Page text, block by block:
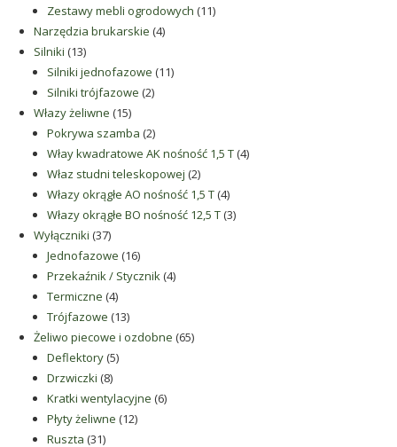
produkty
Zestawy mebli ogrodowych 1111
Narzędzia brukarskie 44
Silniki 1313
produktów
Silniki jednofazowe 1111
Silniki trójfazowe 22
Włazy żeliwne 1515
produktów
Pokrywa szamba 22
produkty
Włay kwadratowe AK nośność 1,5 T 44
Właz studni teleskopowej 22
produkty
Włazy okrągłe AO nośność 1,5 T 44
produkty
Włazy okrągłe BO nośność 12,5 T 33
Wyłączniki 3737
produktów
Jednofazowe 1616
produktów
Przekaźnik / Stycznik 44
Termiczne 44
produkty
Trójfazowe 1313
produktów
Żeliwo piecowe i ozdobne 6565
Deflektory 55
Drzwiczki 88
produktów
Kratki wentylacyjne 66
Płyty żeliwne 1212
Ruszta 3131